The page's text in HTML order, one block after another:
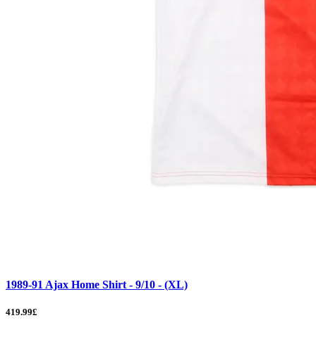
1989-91 Ajax Home Shirt - 9/10 - (XL)
419.99£